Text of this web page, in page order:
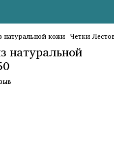
натуральной кожи Четки
натуральной